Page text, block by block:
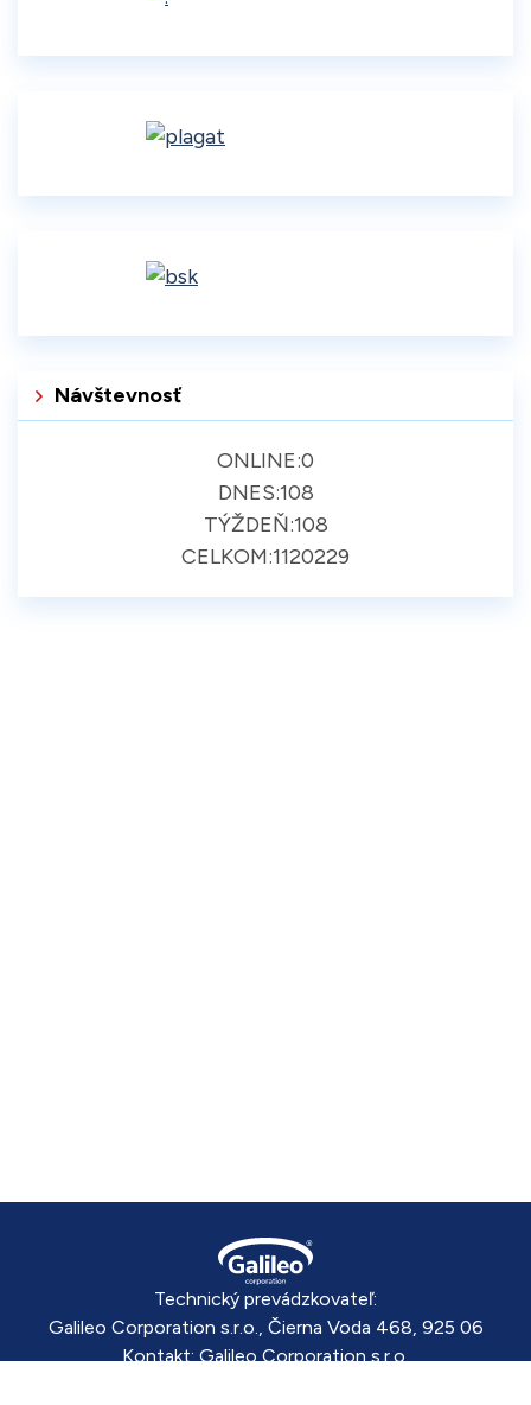
Návštevnosť
ONLINE:0
DNES:108
TÝŽDEŇ:108
CELKOM:1120229
Technický prevádzkovateľ:
Galileo Corporation s.r.o., Čierna Voda 468, 925 06
Kontakt: Galileo Corporation s.r.o.